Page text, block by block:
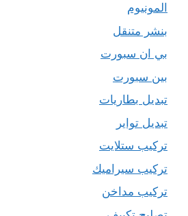
المونيوم
بنشر متنقل
بي ان سبورت
بين سبورت
تبديل بطاريات
تبديل تواير
تركيب ستلايت
تركيب سيراميك
تركيب مداخن